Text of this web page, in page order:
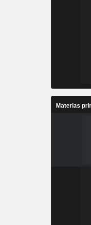
Materias